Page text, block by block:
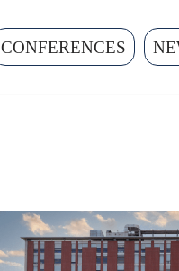
CONFERENCES